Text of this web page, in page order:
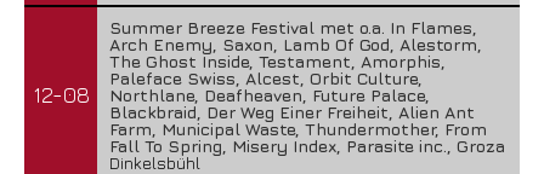
Lunatic Soul – Transition II
29 juli 2026
12-08
Summer Breeze Festival met o.a. In Flames,
Arch Enemy, Saxon, Lamb Of God, Alestorm,
The Ghost Inside, Testament, Amorphis,
Paleface Swiss, Alcest, Orbit Culture,
Northlane, Deafheaven, Future Palace,
Blackbraid, Der Weg Einer Freiheit, Alien Ant
Farm, Municipal Waste, Thundermother, From
Fall To Spring, Misery Index, Parasite inc., Groza
Dinkelsbühl